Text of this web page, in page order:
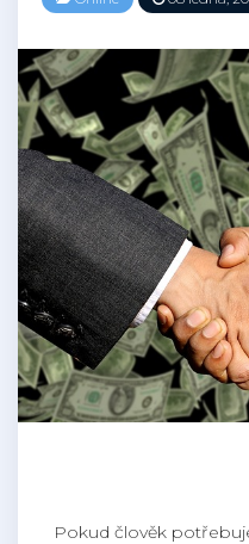
Pokud člověk